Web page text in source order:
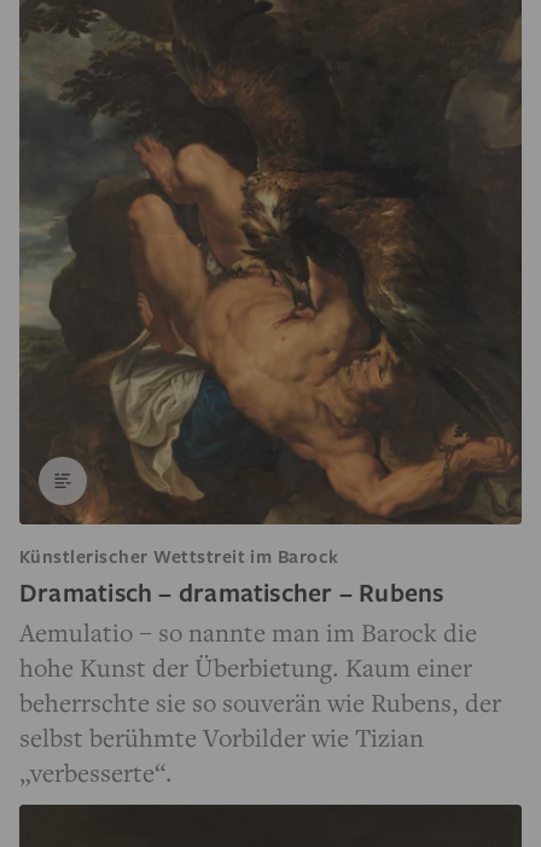
Künstlerischer Wettstreit im Barock
Dramatisch – dramatischer – Rubens
Aemulatio – so nannte man im Barock die
hohe Kunst der Überbietung. Kaum einer
beherrschte sie so souverän wie Rubens, der
selbst berühmte Vorbilder wie Tizian
„verbesserte“.